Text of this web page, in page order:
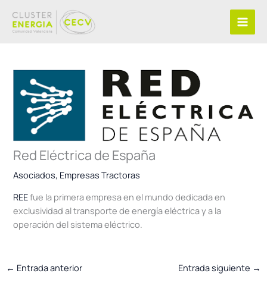
contenido
Red Eléctrica de España
Asociados, Empresas Tractoras
REEfue la primera empresa en el mundo dedicada en
exclusividad al transporte de energía eléctrica y a la
operación del sistema eléctrico.
← Entrada anterior Entrada siguiente →